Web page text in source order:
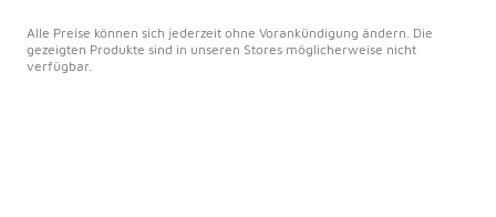
Alle Preise können sich jederzeit ohne Vorankündigung ändern. Die
gezeigten Produkte sind in unseren Stores möglicherweise nicht
verfügbar.